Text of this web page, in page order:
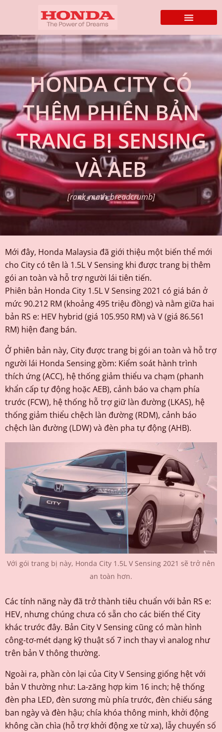
HONDA CITY CÓ
THÊM PHIÊN BẢN
TRANG BỊ SENSING
VÀ AEB
[rank_math_breadcrumb]
Mới đây, Honda Malaysia đã giới thiệu một biến thể mới
cho City có tên là 1.5L V Sensing khi được trang bị thêm
gói an toàn và hỗ trợ người lái tiên tiến.
Phiên bản Honda City 1.5L V Sensing 2021 có giá bán ở
mức 90.212 RM (khoảng 495 triệu đồng) và nằm giữa hai
bản RS e: HEV hybrid (giá 105.950 RM) và V (giá 86.561
RM) hiện đang bán.
Ở phiên bản này, City được trang bị gói an toàn và hỗ trợ
người lái Honda Sensing gồm: Kiểm soát hành trình
thích ứng (ACC), hệ thống giảm thiểu va chạm (phanh
khẩn cấp tự động hoặc AEB), cảnh báo va chạm phía
trước (FCW), hệ thống hỗ trợ giữ làn đường (LKAS), hệ
thống giảm thiểu chệch làn đường (RDM), cảnh báo
chệch làn đường (LDW) và đèn pha tự động (AHB).
Với gói trang bị này, Honda City 1.5L V Sensing 2021 sẽ trở nên
an toàn hơn.
Các tính năng này đã trở thành tiêu chuẩn với bản RS e:
HEV, nhưng chúng chưa có sẵn cho các biến thể City
khác trước đây. Bản City V Sensing cũng có màn hình
công-tơ-mét dạng kỹ thuật số 7 inch thay vì analog như
trên bản V thông thường.
Ngoài ra, phần còn lại của City V Sensing giống hệt với
bản V thường như: La-zăng hợp kim 16 inch; hệ thống
đèn pha LED, đèn sương mù phía trước, đèn chiếu sáng
ban ngày và đèn hậu; chía khóa thông minh, khởi động
không cần chìa (hỗ trợ khởi động xe từ xa), lẫy chuyển số